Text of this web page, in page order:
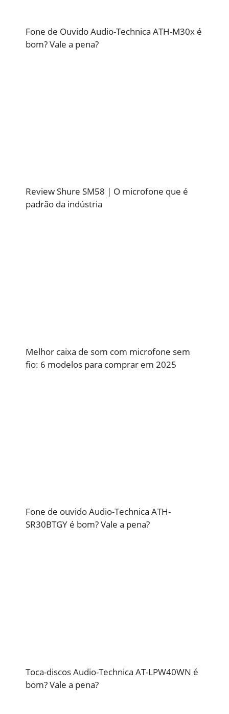
Fone de Ouvido Audio-Technica ATH-M30x é
bom? Vale a pena?
Review Shure SM58 | O microfone que é
padrão da indústria
Melhor caixa de som com microfone sem
fio: 6 modelos para comprar em 2025
Fone de ouvido Audio-Technica ATH-
SR30BTGY é bom? Vale a pena?
Toca-discos Audio-Technica AT-LPW40WN é
bom? Vale a pena?